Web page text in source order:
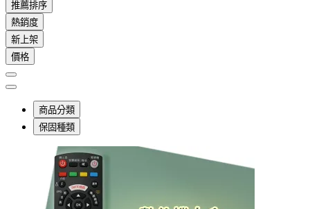
推薦排序
熱銷度
新上架
價格
商品分類
保固種類